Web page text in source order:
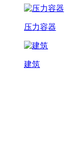
压力容器
建筑